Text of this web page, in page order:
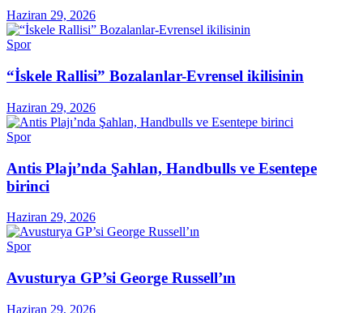
Haziran 29, 2026
Spor
“İskele Rallisi” Bozalanlar-Evrensel ikilisinin
Haziran 29, 2026
Spor
Antis Plajı’nda Şahlan, Handbulls ve Esentepe
birinci
Haziran 29, 2026
Spor
Avusturya GP’si George Russell’ın
Haziran 29, 2026